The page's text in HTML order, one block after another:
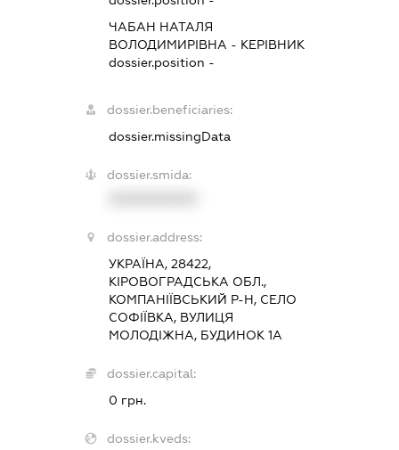
ЧАБАН НАТАЛЯ
ВОЛОДИМИРІВНА - КЕРІВНИК
dossier.position -
dossier.beneficiaries:
dossier.missingData
dossier.smida:
dossier.address:
УКРАЇНА, 28422,
КІРОВОГРАДСЬКА ОБЛ.,
КОМПАНІЇВСЬКИЙ Р-Н, СЕЛО
СОФІЇВКА, ВУЛИЦЯ
МОЛОДІЖНА, БУДИНОК 1А
dossier.capital:
0 грн.
dossier.kveds: